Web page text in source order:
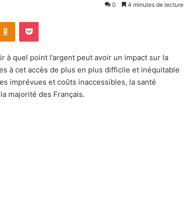
0 4 minutes de lecture
Odnoklassniki
Pocket
à quel point l’argent peut avoir un impact sur la
à cet accès de plus en plus difficile et inéquitable
imprévues et coûts inaccessibles, la santé
majorité des Français.